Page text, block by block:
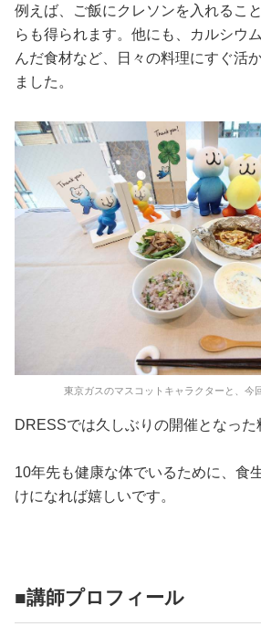
例えば、ご飯にクレソンを入れるこ
らも得られます。他にも、カルシウ
んだ食材など、日々の料理にすぐ活
ました。
東京ガスのマスコットキャラクターと、今
DRESSでは久しぶりの開催となった
10年先も健康な体でいるために、食
けになれば嬉しいです。
■講師プロフィール